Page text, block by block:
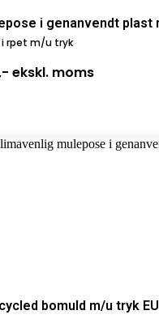
i genanvendt plast
i rpet m/u tryk
ekskl. moms
bomuld m/u tryk EU